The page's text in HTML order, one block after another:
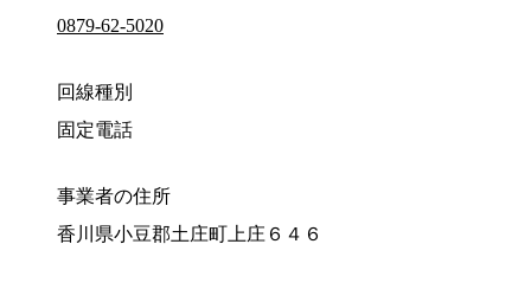
0879-62-5020
回線種別
固定電話
事業者の住所
香川県小豆郡土庄町上庄６４６